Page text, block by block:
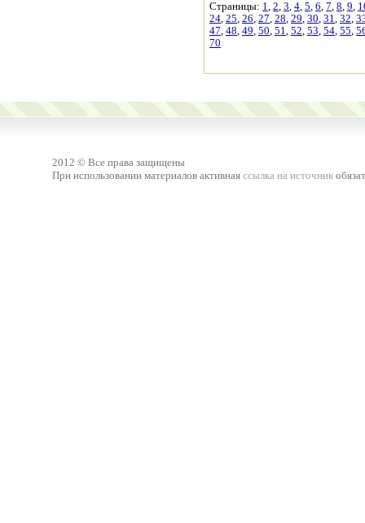
Страницы: 1, 2, 3, 4, 5, 6, 7, 8, 9,
24, 25, 26, 27, 28, 29, 30, 31, 32,
47, 48, 49, 50, 51, 52, 53, 54, 55,
70
2012 © Все права защищены
При использовании материалов активная ссылка на источник